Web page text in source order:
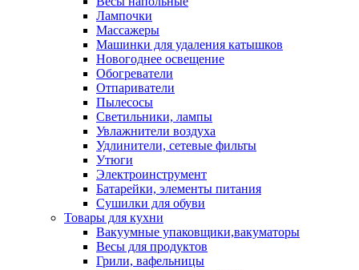
Лампочки
Массажеры
Машинки для удаления катышков
Новогоднее освещение
Обогреватели
Отпариватели
Пылесосы
Светильники, лампы
Увлажнители воздуха
Удлинители, сетевые фильты
Утюги
Электроинструмент
Батарейки, элементы питания
Сушилки для обуви
Товары для кухни
Вакуумные упаковщики,вакуматоры
Весы для продуктов
Грили, вафельницы